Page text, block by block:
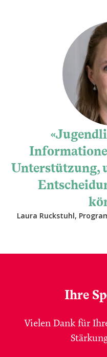
Unterstützung,
Laura Ruckstuhl,
Ihre
Vielen Dank für